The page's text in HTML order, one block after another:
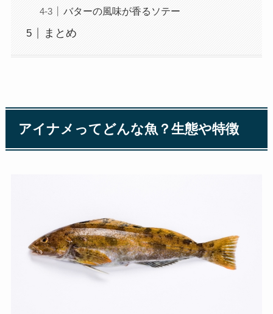
バターの風味が香るソテー
まとめ
アイナメってどんな魚？生態や特徴